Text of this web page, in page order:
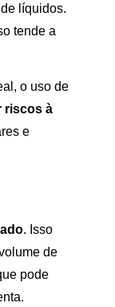
líquidos.
tende a
o uso de
riscos à
e
. Isso
de
pode